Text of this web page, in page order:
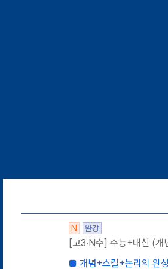
N 완강
[고3·N수] 수능+내신 (개
■ 개념+스킬+논리의 완